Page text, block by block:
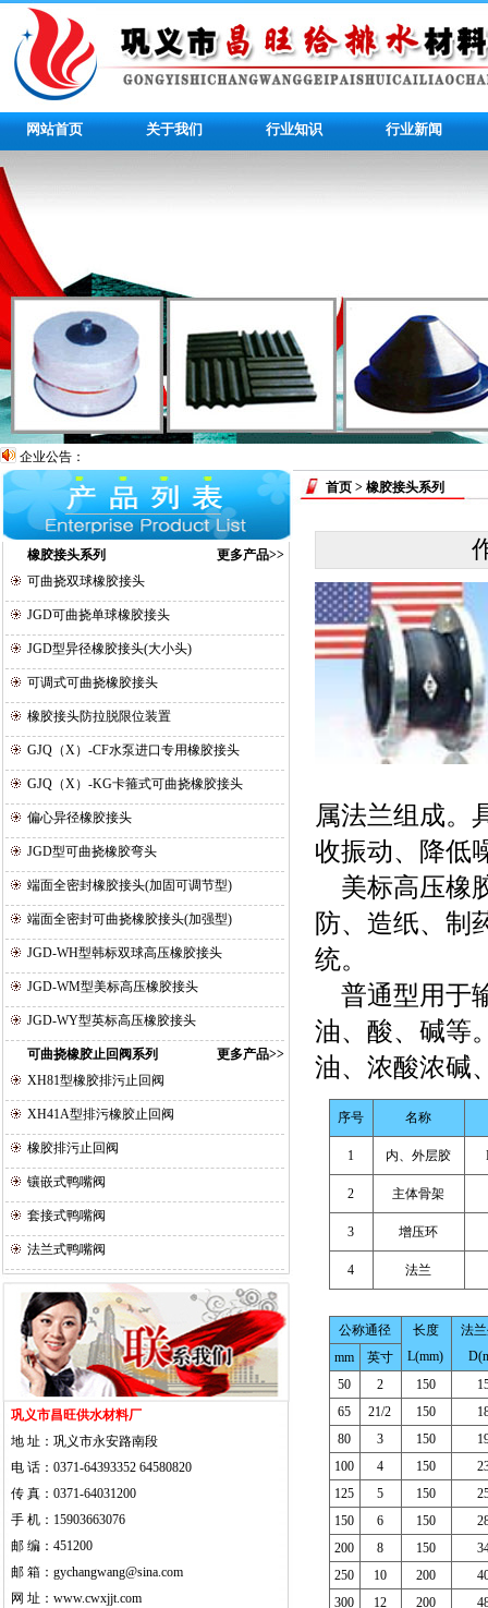
网站首页 关于我们 行业知识 行业新闻
企业公告：
更多产品>>
橡胶接头系列
可曲挠双球橡胶接头
JGD可曲挠单球橡胶接头
JGD型异径橡胶接头(大小头)
可调式可曲挠橡胶接头
橡胶接头防拉脱限位装置
GJQ（X）-CF水泵进口专用橡胶接头
GJQ（X）-KG卡箍式可曲挠橡胶接头
偏心异径橡胶接头
JGD型可曲挠橡胶弯头
端面全密封橡胶接头(加固可调节型)
端面全密封可曲挠橡胶接头(加强型)
JGD-WH型韩标双球高压橡胶接头
JGD-WM型美标高压橡胶接头
JGD-WY型英标高压橡胶接头
更多产品>>
可曲挠橡胶止回阀系列
XH81型橡胶排污止回阀
XH41A型排污橡胶止回阀
橡胶排污止回阀
镶嵌式鸭嘴阀
套接式鸭嘴阀
法兰式鸭嘴阀
巩义市昌旺供水材料厂
地 址：巩义市永安路南段
电 话：0371-64393352 64580820
传 真：0371-64031200
手 机：15903663076
邮 编：451200
邮 箱：gychangwang@sina.com
网 址： www.cwxjjt.com
首页 > 橡胶接头系列
属法兰组成。
收振动、降低
美标高压橡
防、造纸、制
统。
普通型用于
油、酸、碱等
油、浓酸浓碱
序号 名称
1 内、外层胶
2 主体骨架
3 增压环
4 法兰
公称通径
长度
L(mm)
法
mm
英寸
50
2 150
65
21/2 150
80
3 150
100
4 150
125
5 150
150
6 150
200
8 150
250
10 200
300
12 200